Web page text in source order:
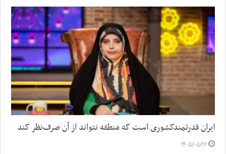
ایران قدرتمندکشوری است که منطقه نتواند از آن صرف‌نظر کند
۱۴۰۵/۰۵/۱۶